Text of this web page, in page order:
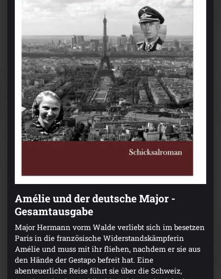
Amélie und der deutsche Major -
Gesamtausgabe
Major Hermann vorm Walde verliebt sich im besetzen
Paris in die französische Widerstandskämpferin
Amélie und muss mit ihr fliehen, nachdem er sie aus
den Hände der Gestapo befreit hat. Eine
abenteuerliche Reise führt sie über die Schweiz,